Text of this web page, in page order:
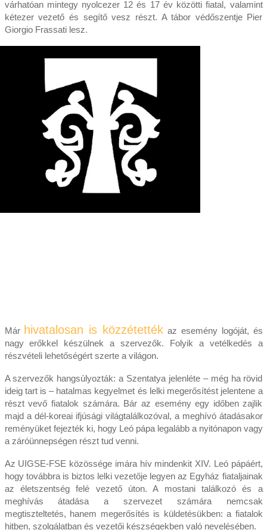
várhatóan mintegy nyolcezer 12 és 17 év közötti fiatal, valamint
kétezer vezető és segítő vesz részt. A tábor védőszentje Pier
Giorgio Frassati lesz.
Már hivatalosan is közzétették az esemény logóját, és
nagy erőkkel készülnek a szervezők. Folyik a vetélkedés a
részvételi lehetőségért szerte a világon.
A szervezők hangsúlyozták: a Szentatya jelenléte – még ha rövid
ideig tart is – hatalmas kegyelmet és lelki megerősítést jelentene a
részt vevő fiatalok számára. Bár az esemény egy időben zajlik
majd a dél-koreai ifjúsági világtalálkozóval, a meghívó átadásakor
reményüket fejezték ki, hogy Leó pápa legalább a nyitónapon vagy
a záróünnepségen részt tud venni.
Az UIGSE-FSE közössége imára hív mindenkit XIV. Leó pápáért,
hogy továbbra is biztos lelki vezetője legyen az Egyház fiataljainak
az életszentség felé vezető úton. A mostani találkozó és a
meghívás átadása a szervezet számára nemcsak
megtiszteltetés, hanem megerősítés is küldetésükben: a fiatalok
hitben, szolgálatban és vezetői készségekben való nevelésében.